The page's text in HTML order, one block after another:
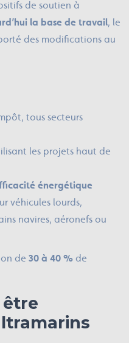
de soutien à
la base de travail, le
des modifications au
tous secteurs
les projets haut de
énergétique
véhicules lourds,
navires, aéronefs ou
de 30 à 40 % de